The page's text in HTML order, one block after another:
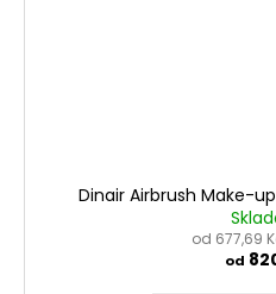
Dinair Airbrush Make-
od 677,69
od